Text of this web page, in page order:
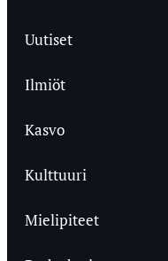
Uutiset
Ilmiöt
Kasvo
Kulttuuri
Mielipiteet